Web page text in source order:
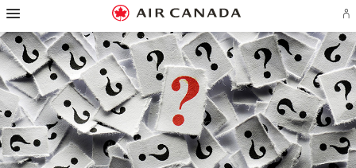
Passez
la
page
d'accueil
Passer
la
navigation
principale
Passer
contenu
Passez
champ
de
recherche
Passer
liens
en
bas
de
page
Passer
plan
du
site
Passer
Pour
nous
joindre
ou
un